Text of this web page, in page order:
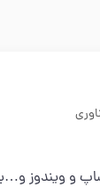
و ویندوز